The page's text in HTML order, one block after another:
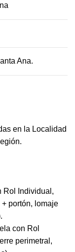
Ana.
en la Localidad
Rol Individual,
+ portón, lomaje
con Rol
perimetral,